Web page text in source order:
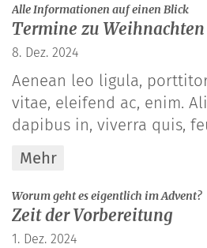
Alle Informationen auf einen Blick:
Termine zu Weihnachten
8. Dez. 2024
Aenean leo ligula,
vitae, eleifend ac, enim.
dapibus in, viverra quis,
Mehr
Worum geht es eigentlich im Advent?:
Zeit der Vorbereitung
1. Dez. 2024